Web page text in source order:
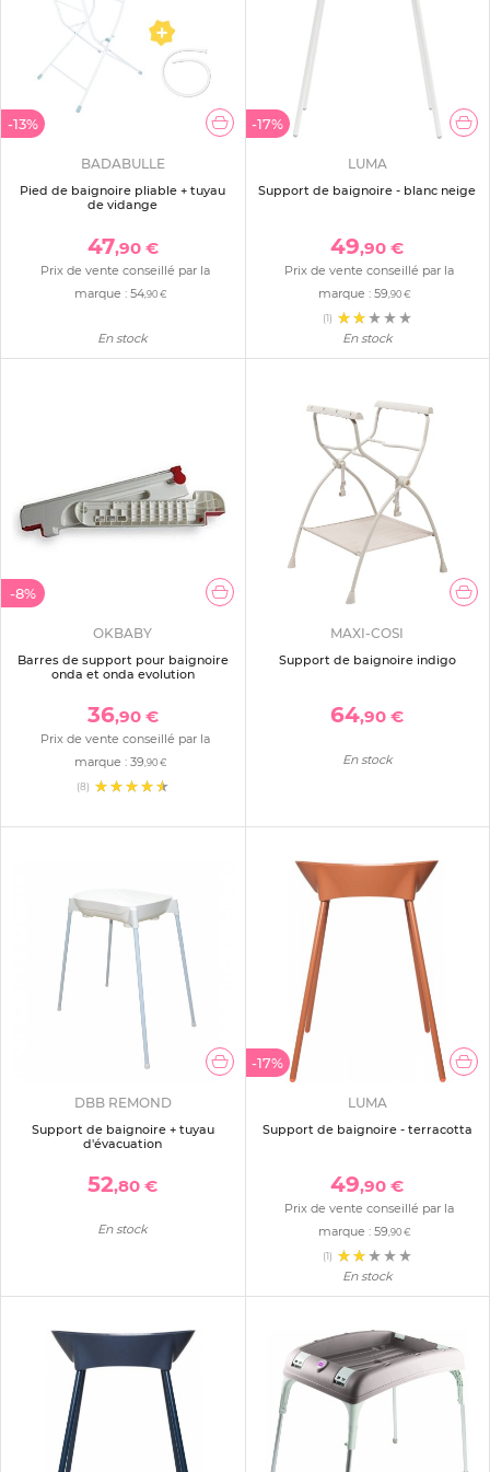
-13%
BADABULLE
Pied de baignoire pliable + tuyau
de vidange
47,90 €
Prix de vente conseillé par la
marque : 54,90 €
En stock
-17%
LUMA
Support de baignoire - blanc neige
49,90 €
Prix de vente conseillé par la
marque :59 ,90 €
(1)
En stock
-8%
OKBABY
Barres de support pour baignoire
onda et onda evolution
36,90 €
Prix de vente conseillé par la
marque : 39,90 €
(8)
MAXI-COSI
Support de baignoire indigo
64,90 €
En stock
DBB REMOND
Support de baignoire + tuyau
d'évacuation
52,80 €
En stock
-17%
LUMA
Support de baignoire - terracotta
49,90 €
Prix de vente conseillé par la
marque :59,90 €
(1)
En stock